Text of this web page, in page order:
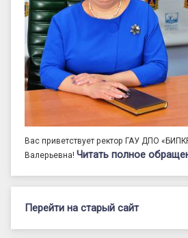
Вас приветствует ректор ГАУ ДПО
Валерьевна! Читать полное
Перейти на старый сайт